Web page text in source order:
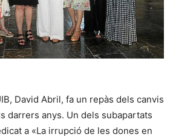
David Abril, fa un repàs dels canvis
darrers anys. Un dels subapartats
a «La irrupció de les dones en